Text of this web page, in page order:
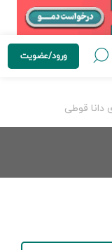
ورود/عضویت
دانا قوطی